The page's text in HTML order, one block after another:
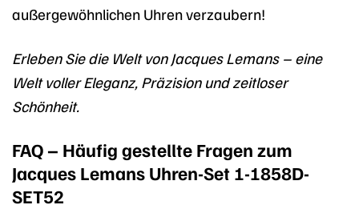
außergewöhnlichen Uhren verzaubern!
Erleben Sie die Welt von Jacques Lemans – eine
Welt voller Eleganz, Präzision und zeitloser
Schönheit.
FAQ – Häufig gestellte Fragen zum
Jacques Lemans Uhren-Set 1-1858D-
SET52